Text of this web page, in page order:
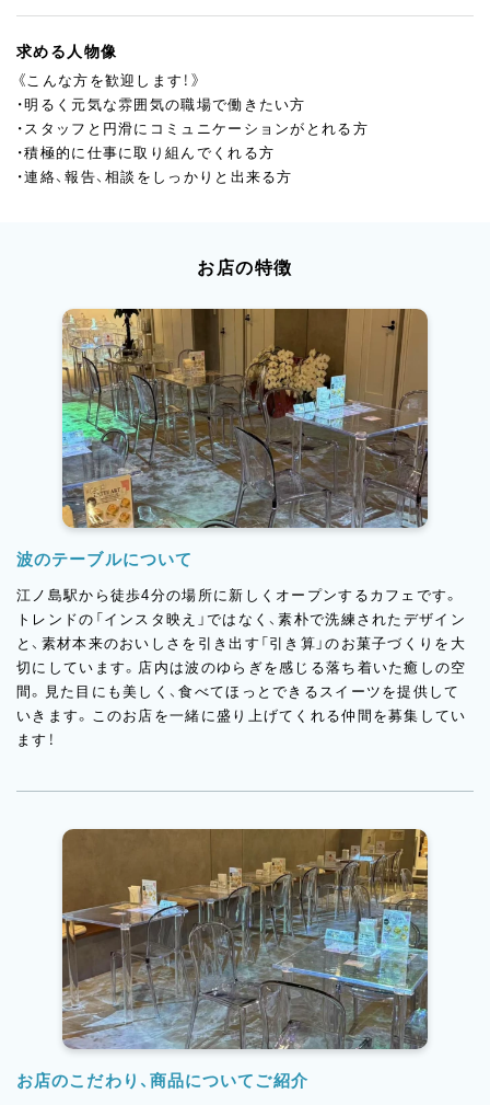
求める人物像
《こんな方を歓迎します！》
・明るく元気な雰囲気の職場で働きたい方
・スタッフと円滑にコミュニケーションがとれる方
・積極的に仕事に取り組んでくれる方
・連絡、報告、相談をしっかりと出来る方
お店の特徴
波のテーブルについて
江ノ島駅から徒歩4分の場所に新しくオープンするカフェです。
トレンドの「インスタ映え」ではなく、素朴で洗練されたデザイン
と、素材本来のおいしさを引き出す「引き算」のお菓子づくりを大
切にしています。店内は波のゆらぎを感じる落ち着いた癒しの空
間。見た目にも美しく、食べてほっとできるスイーツを提供して
いきます。このお店を一緒に盛り上げてくれる仲間を募集してい
ます！
お店のこだわり、商品についてご紹介